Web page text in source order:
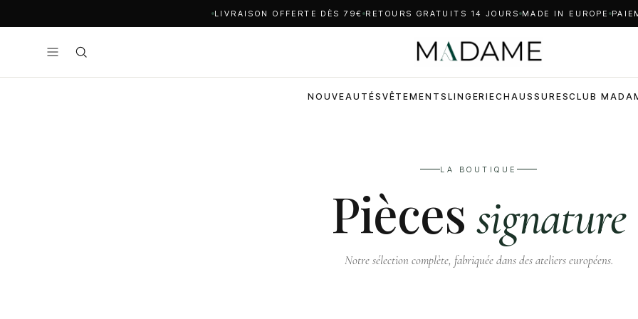
LIVRAISON OFFERTE DÈS 79€ RETOURS GRATUITS 14 JOURS MADE IN EUROPE
NOUVEAUTÉS VÊTEMENTS LINGERIECHAUSSURESCLUB
LA BOUTIQUE
Pièces signature
Notre sélection complète, fabriquée dans des ateliers européens.